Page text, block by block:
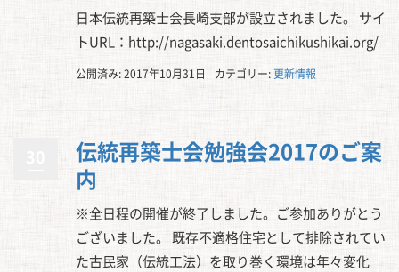
日本伝統再築士会長崎支部が設立されました。 サイ
トURL：http://nagasaki.dentosaichikushikai.org/
公開済み: 2017年10月31日 カテゴリー:更新情報
伝統再築士会勉強会2017のご案
内
※全日程の開催が終了しました。ご参加ありがとう
ございました。 既存不適格住宅として排除されてい
た古民家（伝統工法）を取り巻く環境は年々変化